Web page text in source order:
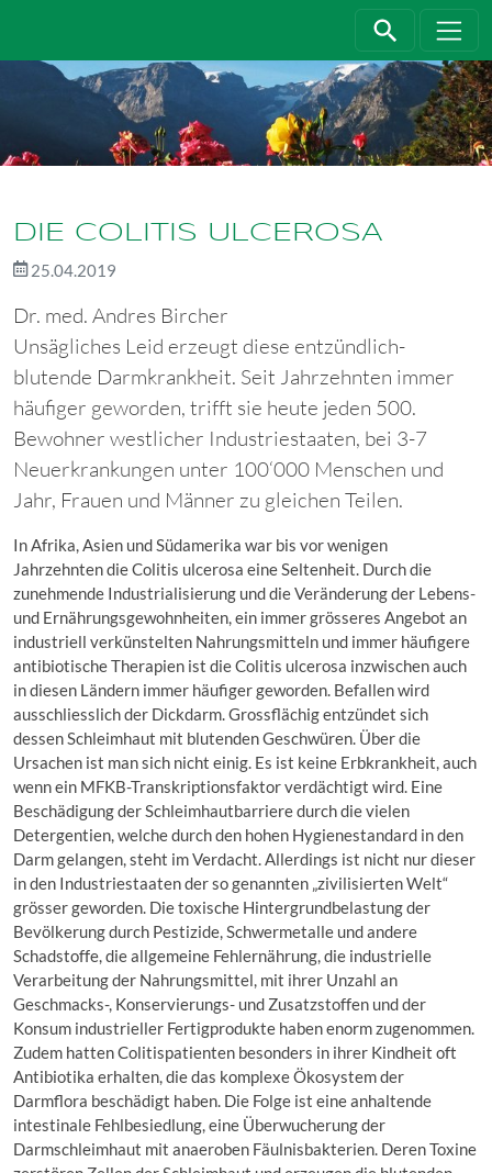
DIE COLITIS ULCEROSA
25.04.2019
Dr. med. Andres Bircher
Unsägliches Leid erzeugt diese entzündlich-
blutende Darmkrankheit. Seit Jahrzehnten immer
häufiger geworden, trifft sie heute jeden 500.
Bewohner westlicher Industriestaaten, bei 3-7
Neuerkrankungen unter 100‘000 Menschen und
Jahr, Frauen und Männer zu gleichen Teilen.
In Afrika, Asien und Südamerika war bis vor wenigen
Jahrzehnten die Colitis ulcerosa eine Seltenheit. Durch die
zunehmende Industrialisierung und die Veränderung der Lebens-
und Ernährungsgewohnheiten, ein immer grösseres Angebot an
industriell verkünstelten Nahrungsmitteln und immer häufigere
antibiotische Therapien ist die Colitis ulcerosa inzwischen auch
in diesen Ländern immer häufiger geworden. Befallen wird
ausschliesslich der Dickdarm. Grossflächig entzündet sich
dessen Schleimhaut mit blutenden Geschwüren. Über die
Ursachen ist man sich nicht einig. Es ist keine Erbkrankheit, auch
wenn ein MFKB-Transkriptionsfaktor verdächtigt wird. Eine
Beschädigung der Schleimhautbarriere durch die vielen
Detergentien, welche durch den hohen Hygienestandard in den
Darm gelangen, steht im Verdacht. Allerdings ist nicht nur dieser
in den Industriestaaten der so genannten „zivilisierten Welt“
grösser geworden. Die toxische Hintergrundbelastung der
Bevölkerung durch Pestizide, Schwermetalle und andere
Schadstoffe, die allgemeine Fehlernährung, die industrielle
Verarbeitung der Nahrungsmittel, mit ihrer Unzahl an
Geschmacks-, Konservierungs- und Zusatzstoffen und der
Konsum industrieller Fertigprodukte haben enorm zugenommen.
Zudem hatten Colitispatienten besonders in ihrer Kindheit oft
Antibiotika erhalten, die das komplexe Ökosystem der
Darmflora beschädigt haben. Die Folge ist eine anhaltende
intestinale Fehlbesiedlung, eine Überwucherung der
Darmschleimhaut mit anaeroben Fäulnisbakterien. Deren Toxine